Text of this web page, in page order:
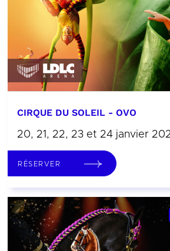
CIRQUE DU SOLEIL - OVO
20, 21, 22, 23 et 24 janvier
RÉSERVER